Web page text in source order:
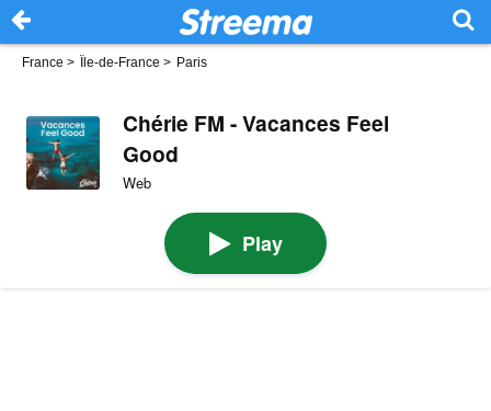
France > Île-de-France > Paris
Chérie FM - Vacances Feel
Good
Web
Play